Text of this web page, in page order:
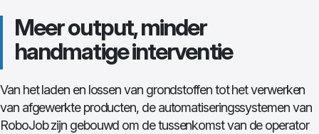
Meer output, minder
handmatige interventie
Van het laden en lossen van grondstoffen tot het verwerken
van afgewerkte producten, de automatiseringssystemen van
RoboJob zijn gebouwd om de tussenkomst van de operator